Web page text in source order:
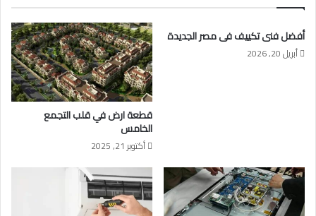
أفضل فنى تكييف فى مصر الجديدة
أبريل 20, 2026
قطعة ارض في قلب التجمع
الخامس
أكتوبر 21, 2025